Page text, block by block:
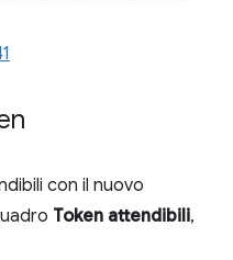
con il nuovo
Token attendibili,